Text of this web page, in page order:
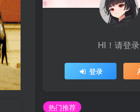
HI！请登录
登录
热门推荐